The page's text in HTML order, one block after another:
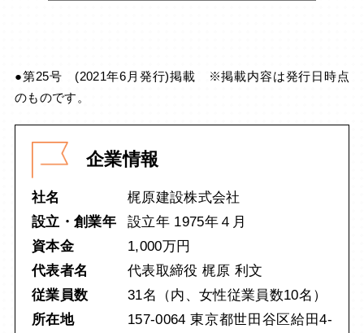
●第25号 (2021年6月発行)掲載 ※掲載内容は発行日時点
のものです。
企業情報
社名
梶原建設株式会社
設立・創業年
設立年 1975年４月
資本金
1,000万円
代表者名
代表取締役 梶原 利文
従業員数
31名（内、女性従業員数10名）
所在地
157-0064 東京都世田谷区給田4-